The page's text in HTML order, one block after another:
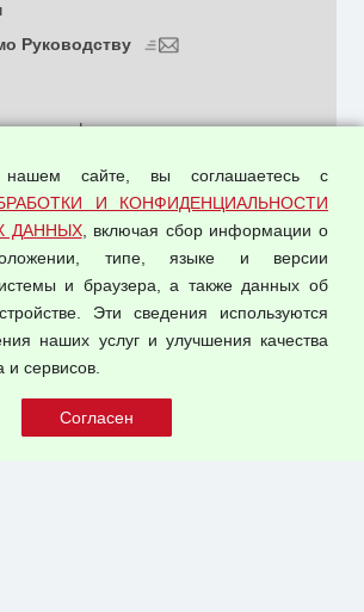
и конфиденциальности
персональных данных
продажи
Руководству
сайте, вы соглашаетесь с
И КОНФИДЕНЦИАЛЬНОСТИ
ДАННЫХ, включая сбор информации о
типе, языке и версии
и браузера, а также данных об
Эти сведения используются
наших услуг и улучшения качества
и сервисов.